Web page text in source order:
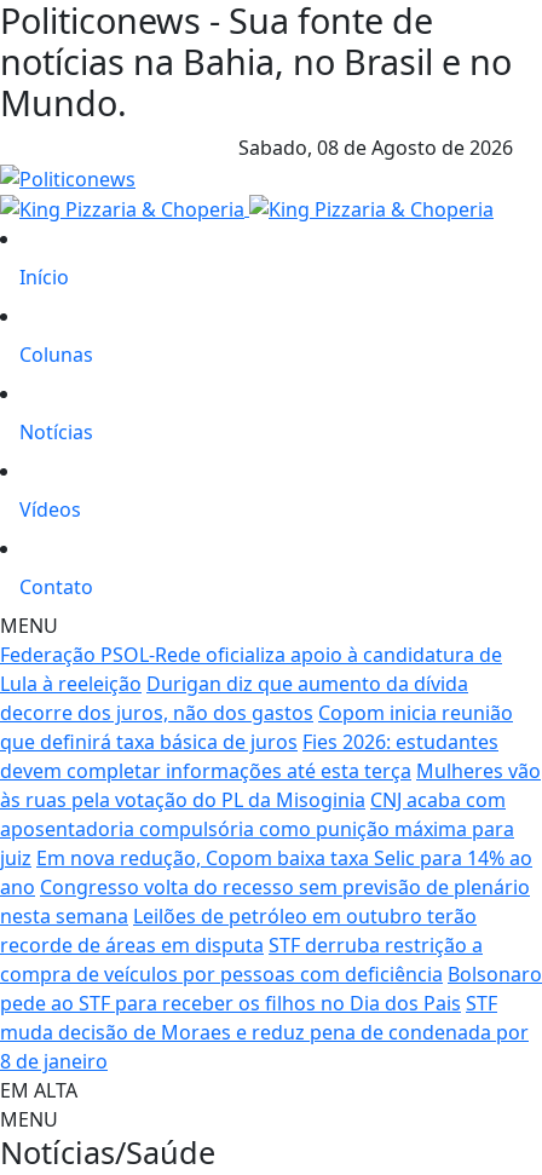
Politiconews - Sua fonte de
notícias na Bahia, no Brasil e no
Mundo.
Sabado, 08 de Agosto de 2026
Início
Colunas
Notícias
Vídeos
Contato
MENU
Federação PSOL-Rede oficializa apoio à candidatura de
Lula à reeleição Durigan diz que aumento da dívida
decorre dos juros, não dos gastos Copom inicia reunião
que definirá taxa básica de juros Fies 2026: estudantes
devem completar informações até esta terça Mulheres vão
às ruas pela votação do PL da Misoginia CNJ acaba com
aposentadoria compulsória como punição máxima para
juiz Em nova redução, Copom baixa taxa Selic para 14% ao
ano Congresso volta do recesso sem previsão de plenário
nesta semana Leilões de petróleo em outubro terão
recorde de áreas em disputa STF derruba restrição a
compra de veículos por pessoas com deficiência Bolsonaro
pede ao STF para receber os filhos no Dia dos Pais STF
muda decisão de Moraes e reduz pena de condenada por
8 de janeiro
EM ALTA
MENU
Notícias/Saúde